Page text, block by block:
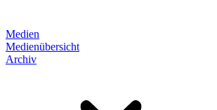
Medien
Medienübersicht
Archiv